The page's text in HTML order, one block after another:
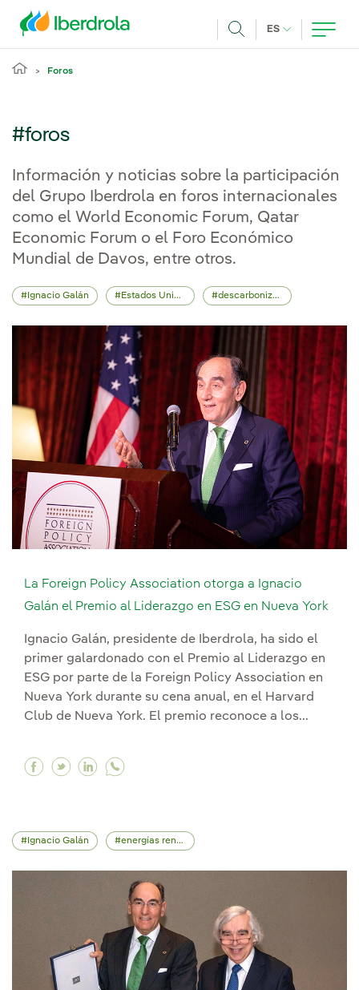
ES IDIOMA
Foros
#foros
Información y noticias sobre la participación
del Grupo Iberdrola en foros internacionales
como el World Economic Forum, Qatar
Economic Forum o el Foro Económico
Mundial de Davos, entre otros.
Ignacio Galán Estados Unidos descarbonización
La Foreign Policy Association otorga a Ignacio
Galán el Premio al Liderazgo en ESG en Nueva York
Ignacio Galán, presidente de Iberdrola, ha sido el
primer galardonado con el Premio al Liderazgo en
ESG por parte de la Foreign Policy Association en
Nueva York durante su cena anual, en el Harvard
Club de Nueva York. El premio reconoce a los...
Facebook La Foreign Policy Association
Twitter La Foreign Policy Association
Linkedin La Foreign Policy
Ignacio Galán energías renovables